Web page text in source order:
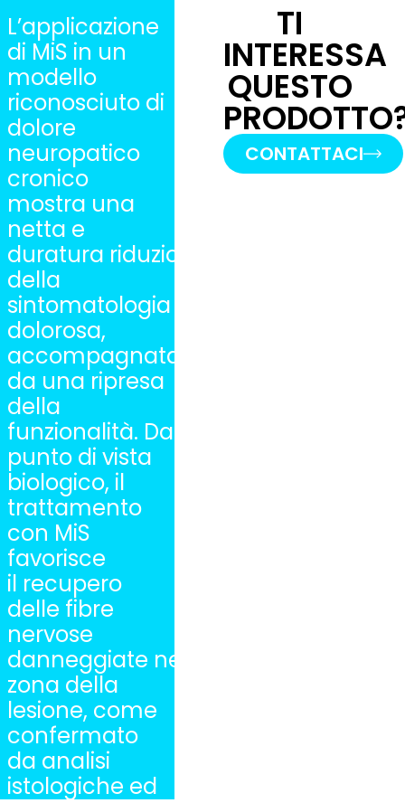
L’applicazione
di MiS in un
modello
riconosciuto di
dolore
neuropatico
cronico
mostra una
netta e
duratura riduzione
della
sintomatologia
dolorosa,
accompagnata
da una ripresa
della
funzionalità. Dal
punto di vista
biologico, il
trattamento
con MiS
favorisce
il recupero
delle fibre
nervose
danneggiate nella
zona della
lesione, come
confermato
da analisi
istologiche ed
TI
INTERESSA
QUESTO
CONTATTACI